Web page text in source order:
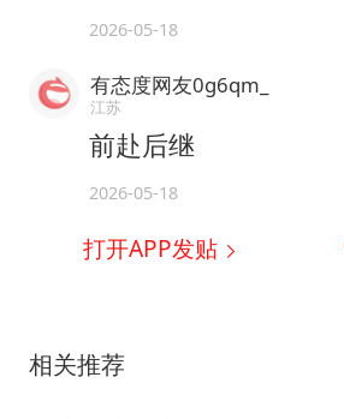
2026-05-18
有态度网友0g6qm_
江苏
前赴后继
2026-05-18
打开APP发贴
相关推荐